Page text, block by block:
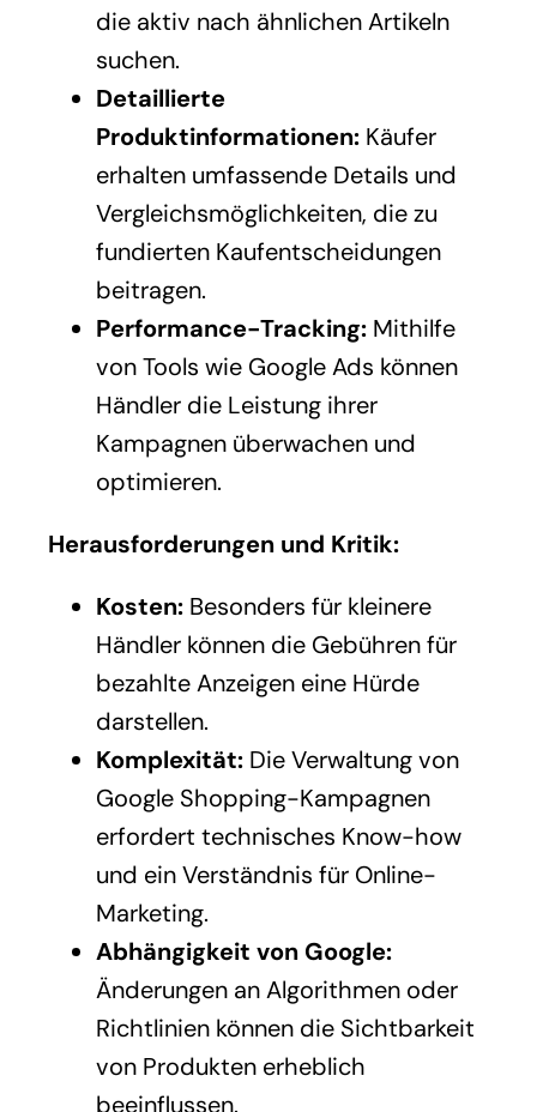
die aktiv nach ähnlichen Artikeln
suchen.
Detaillierte
Produktinformationen: Käufer
erhalten umfassende Details und
Vergleichsmöglichkeiten, die zu
fundierten Kaufentscheidungen
beitragen.
Performance-Tracking: Mithilfe
von Tools wie Google Ads können
Händler die Leistung ihrer
Kampagnen überwachen und
optimieren.
Herausforderungen und Kritik:
Kosten: Besonders für kleinere
Händler können die Gebühren für
bezahlte Anzeigen eine Hürde
darstellen.
Komplexität: Die Verwaltung von
Google Shopping-Kampagnen
erfordert technisches Know-how
und ein Verständnis für Online-
Marketing.
Abhängigkeit von Google:
Änderungen an Algorithmen oder
Richtlinien können die Sichtbarkeit
von Produkten erheblich
beeinflussen.